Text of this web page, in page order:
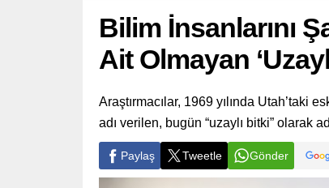
Bilim İnsanlarını
Ait Olmayan
Araştırmacılar, 1969 yılında Utah’taki
adı verilen, bugün “uzaylı bitki” olarak
Paylaş Tweetle Gönder